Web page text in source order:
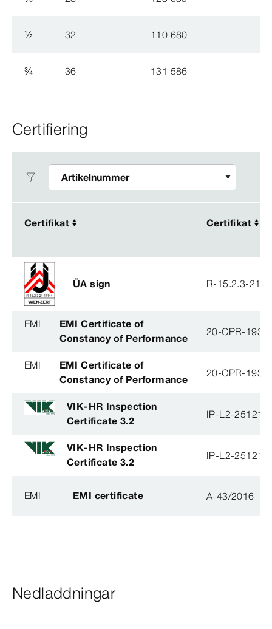
½ 32 110 680
¾ 36 131 586
Certifiering
Certifikat Certifikat
Certifikat Certifikat
ÜA sign R-15.2.3-21-
EMI
EMI Certificate of
Constancy of Performance
20-CPR-193-
EMI
EMI Certificate of
Constancy of Performance
20-CPR-193-
VIK-HR Inspection
Certificate 3.2
IP-L2-
VIK-HR Inspection
Certificate 3.2
IP-L2-
EMI EMI certificate A-43/2016
Nedladdningar